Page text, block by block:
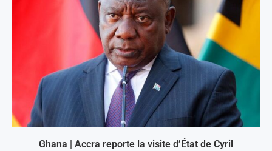
Ghana | Accra reporte la visite d’État de Cyril